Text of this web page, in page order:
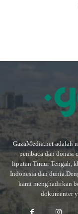
GazaMedia.net adalah
pembaca dan donasi
liputan Timur Tengah,
Indonesia dan
kami menghadirkan
dokumenter